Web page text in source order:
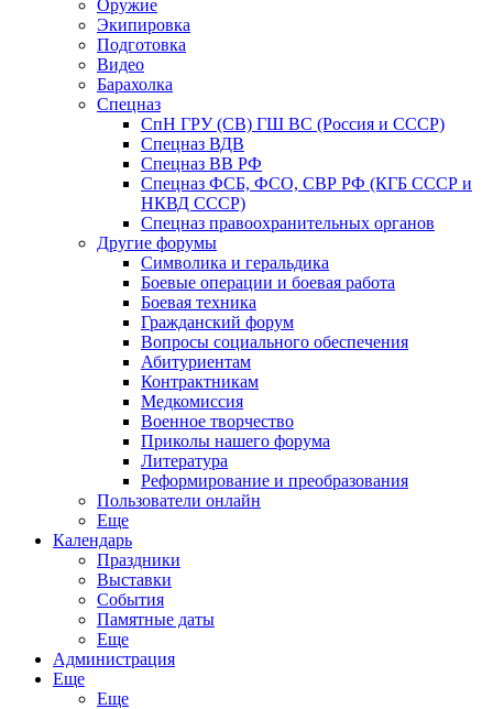
Оружие
Экипировка
Подготовка
Видео
Барахолка
Спецназ
СпН ГРУ (СВ) ГШ ВС (Россия и СССР)
Спецназ ВДВ
Спецназ ВВ РФ
Спецназ ФСБ, ФСО, СВР РФ (КГБ СССР и
НКВД СССР)
Спецназ правоохранительных органов
Другие форумы
Символика и геральдика
Боевые операции и боевая работа
Боевая техника
Гражданский форум
Вопросы социального обеспечения
Абитуриентам
Контрактникам
Медкомиссия
Военное творчество
Приколы нашего форума
Литература
Реформирование и преобразования
Пользователи онлайн
Еще
Календарь
Праздники
Выставки
События
Памятные даты
Еще
Администрация
Еще
Еще